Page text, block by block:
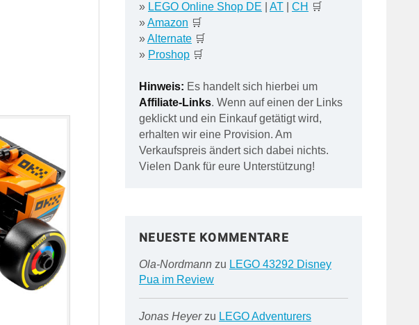
» LEGO Online Shop DE AT| CH 🛒
»Amazon 🛒
»Alternate🛒
» Proshop🛒
Hinweis: Es handelt sich hierbei um
Affiliate-Links. Wenn auf einen der Links
geklickt und ein Einkauf getätigt wird,
erhalten wir eine Provision. Am
Verkaufspreis ändert sich dabei nichts.
Vielen Dank für eure Unterstützung!
NEUESTE KOMMENTARE
Ola-Nordmannzu LEGO 43292 Disney
Pua im Review
Jonas Heyerzu LEGO Adventurers